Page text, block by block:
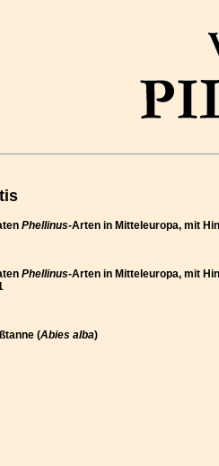
Phellinus-Arten in Mitteleuropa, mit
Phellinus-Arten in Mitteleuropa, mit
(Abies alba)